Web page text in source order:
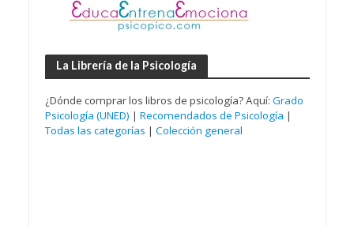
La Librería de la Psicología
¿Dónde comprar los libros de psicología? Aquí: Grado
Psicología (UNED) | Recomendados de Psicología |
Todas las categorías | Colección general